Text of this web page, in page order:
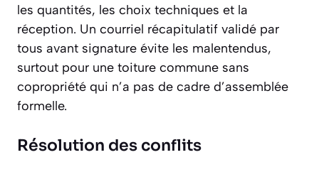
les quantités, les choix techniques et la
réception. Un courriel récapitulatif validé par
tous avant signature évite les malentendus,
surtout pour une toiture commune sans
copropriété qui n’a pas de cadre d’assemblée
formelle.
Résolution des conflits